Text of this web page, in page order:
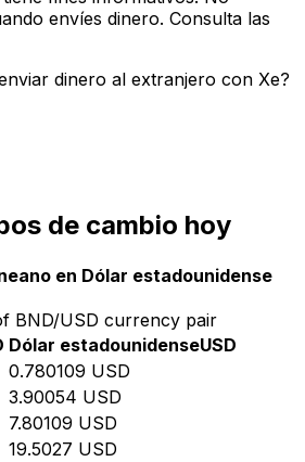
envíes dinero. Consulta las
dinero al extranjero con Xe?
de cambio hoy
en Dólar estadounidense
BND/USD currency pair
Dólar estadounidenseUSD
0.780109 USD
3.90054 USD
7.80109 USD
19.5027 USD